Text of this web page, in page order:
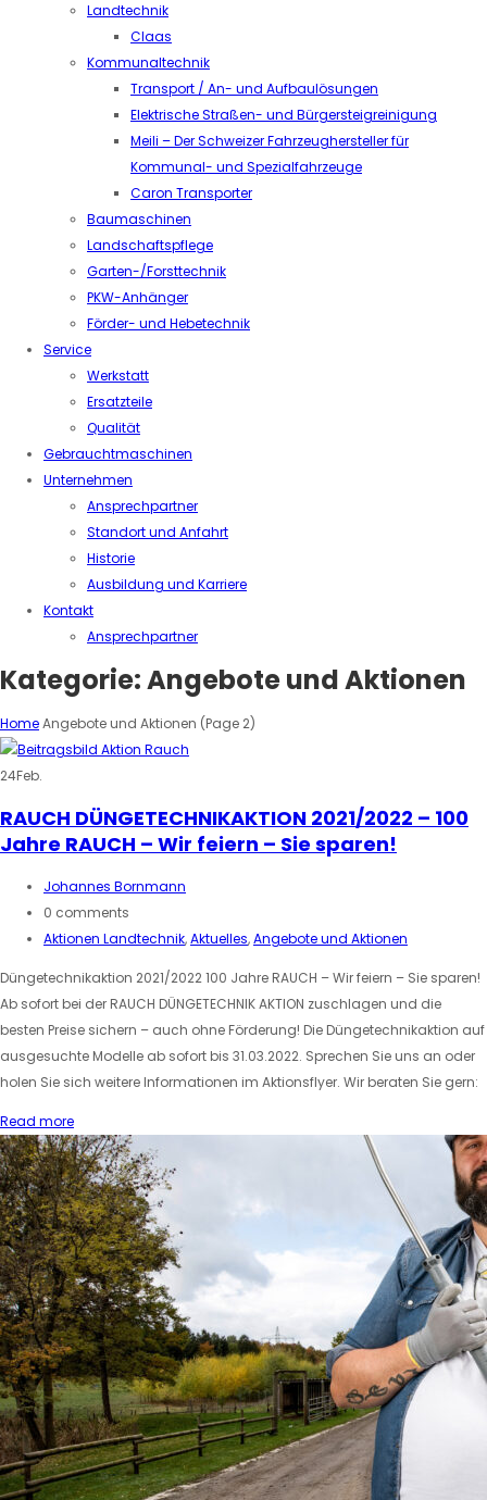
Landtechnik
Claas
Kommunaltechnik
Transport / An- und Aufbaulösungen
Elektrische Straßen- und Bürgersteigreinigung
Meili – Der Schweizer Fahrzeughersteller für
Kommunal- und Spezialfahrzeuge
Caron Transporter
Baumaschinen
Landschaftspflege
Garten-/Forsttechnik
PKW-Anhänger
Förder- und Hebetechnik
Service
Werkstatt
Ersatzteile
Qualität
Gebrauchtmaschinen
Unternehmen
Ansprechpartner
Standort und Anfahrt
Historie
Ausbildung und Karriere
Kontakt
Ansprechpartner
Kategorie:Angebote und Aktionen
HomeAngebote und Aktionen (Page 2)
24Feb.
RAUCH DÜNGETECHNIKAKTION 2021/2022 – 100
Jahre RAUCH – Wir feiern – Sie sparen!
Johannes Bornmann
0 comments
Aktionen Landtechnik,Aktuelles,Angebote und Aktionen
Düngetechnikaktion 2021/2022 100 Jahre RAUCH – Wir feiern – Sie sparen!
Ab sofort bei der RAUCH DÜNGETECHNIK AKTION zuschlagen und die
besten Preise sichern – auch ohne Förderung! Die Düngetechnikaktion auf
ausgesuchte Modelle ab sofort bis 31.03.2022. Sprechen Sie uns an oder
holen Sie sich weitere Informationen im Aktionsflyer. Wir beraten Sie gern:
Read more